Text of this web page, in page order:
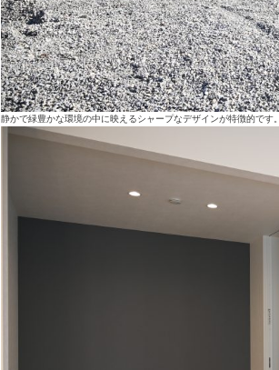
静かで緑豊かな環境の中に映えるシャープなデザインが特徴的です。